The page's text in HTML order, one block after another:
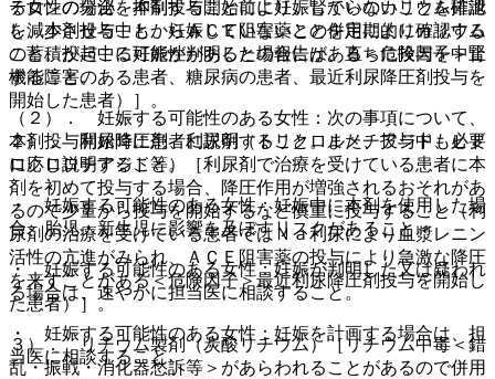
テロンの分泌を抑制することにより、腎からのカリウム排泄
を減少させることからＡＣＥ阻害薬との併用によりカリウム
の蓄積が起こる可能性があるとの報告がある＜危険因子＞腎
機能障害のある患者、糖尿病の患者、最近利尿降圧剤投与を
開始した患者）］。
２）． 利尿降圧剤、利尿剤（トリクロルメチアジド、ヒド
ロクロロチアジド等）［利尿剤で治療を受けている患者に本
剤を初めて投与する場合、降圧作用が増強されるおそれがあ
るので少量から投与を開始するなど慎重に投与すること（利
尿剤の治療を受けている患者ではＮａ利尿により血漿レニン
活性の亢進がみられ、ＡＣＥ阻害薬の投与により急激な降圧
を来すことがある＜危険因子＞最近利尿降圧剤投与を開始し
た患者）］。
３）． リチウム製剤（炭酸リチウム）［リチウム中毒＜錯
乱・振戦・消化器愁訴等＞があらわれることがあるので併用
る女性の場合、本剤投与開始前に妊娠していないことを確認
し、本剤投与中も、妊娠していないことを定期的に確認する
こと。投与中に妊娠が判明した場合には、直ちに投与を中止
すること。
（２）． 妊娠する可能性のある女性：次の事項について、
本剤投与開始時に患者に説明すること。また、投与中も必要
に応じ説明すること。
・ 妊娠する可能性のある女性：妊娠中に本剤を使用した場
合、胎児・新生児に影響を及ぼすリスクがあること。
・ 妊娠する可能性のある女性：妊娠が判明した又は疑われ
る場合は、速やかに担当医に相談すること。
・ 妊娠する可能性のある女性：妊娠を計画する場合は、担
当医に相談すること。